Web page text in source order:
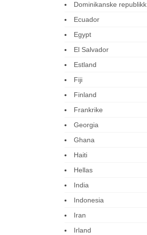
Dominikanske republikk
Ecuador
Egypt
El Salvador
Estland
Fiji
Finland
Frankrike
Georgia
Ghana
Haiti
Hellas
India
Indonesia
Iran
Irland